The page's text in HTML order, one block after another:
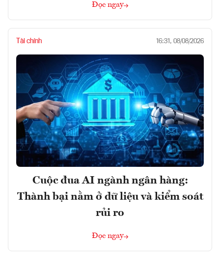
Đọc ngay
Tài chính 16:31, 08/08/2026
Cuộc đua AI ngành ngân hàng:
Thành bại nằm ở dữ liệu và kiểm soát
rủi ro
Đọc ngay